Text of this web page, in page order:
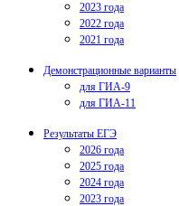
2023 года
2022 года
2021 года
Демонстрационные варианты
для ГИА-9
для ГИА-11
Результаты ЕГЭ
2026 года
2025 года
2024 года
2023 года